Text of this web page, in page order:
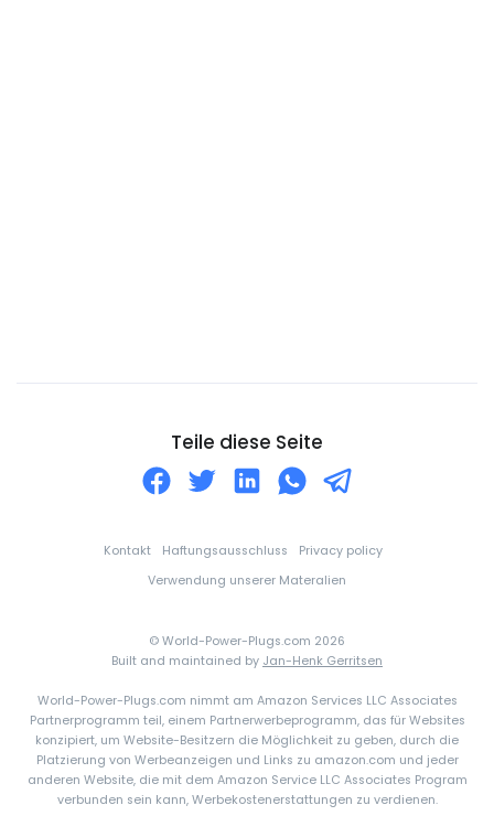
Elfenbeinküste
Falklandinseln
Fidschi
Finnland
Frankreich
Teile diese Seite
Kontakt Haftungsausschluss
Privacy policy
Verwendung unserer Materalien
© World-Power-Plugs.com 2026
Built and maintained by Jan-Henk Gerritsen
World-Power-Plugs.com nimmt am Amazon Services LLC Associates
Partnerprogramm teil, einem Partnerwerbeprogramm, das für Websites
konzipiert, um Website-Besitzern die Möglichkeit zu geben, durch die
Platzierung von Werbeanzeigen und Links zu amazon.com und jeder
anderen Website, die mit dem Amazon Service LLC Associates Program
verbunden sein kann, Werbekostenerstattungen zu verdienen.